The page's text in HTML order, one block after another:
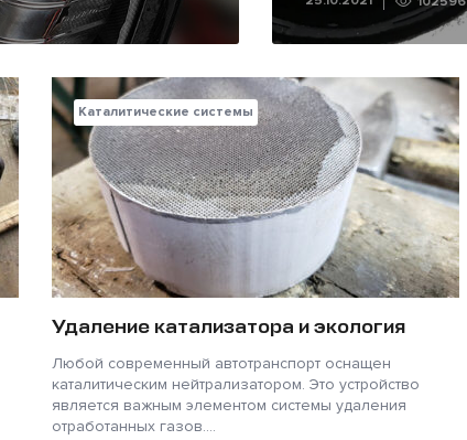
Каталитические системы
Удаление катализатора и экология
Любой современный автотранспорт оснащен
каталитическим нейтрализатором. Это устройство
является важным элементом системы удаления
отработанных газов....